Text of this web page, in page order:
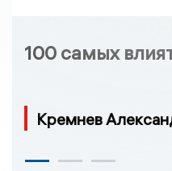
100 самых
Кремнев